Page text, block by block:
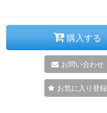
購入する
お問い合わせ
お気に入り登録